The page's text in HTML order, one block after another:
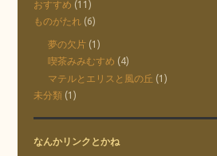
おすすめ (11)
ものがたれ(6)
夢の欠片(1)
喫茶みみむすめ (4)
マテルとエリスと風の丘 (1)
未分類(1)
なんかリンクとかね